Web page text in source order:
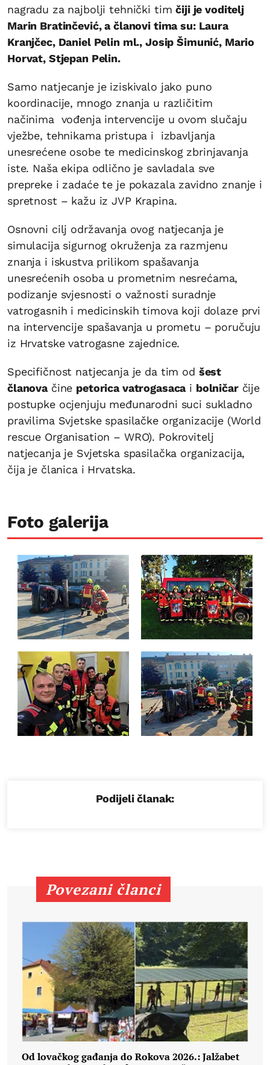
nagradu za najbolji tehnički timčiji je voditelj
Marin Bratinčević, a članovi tima su: Laura
Kranjčec, Daniel Pelin ml., Josip Šimunić, Mario
Horvat, Stjepan Pelin.
Samo natjecanje je iziskivalo jako puno
koordinacije, mnogo znanja u različitim
načinima vođenja intervencije u ovom slučaju
vježbe, tehnikama pristupa i izbavljanja
unesrećene osobe te medicinskog zbrinjavanja
iste. Naša ekipa odlično je savladala sve
prepreke i zadaće te je pokazala zavidno znanje i
spretnost – kažu iz JVP Krapina.
Osnovni cilj održavanja ovog natjecanja je
simulacija sigurnog okruženja za razmjenu
znanja i iskustva prilikom spašavanja
unesrećenih osoba u prometnim nesrećama,
podizanje svjesnosti o važnosti suradnje
vatrogasnih i medicinskih timova koji dolaze prvi
na intervencije spašavanja u prometu – poručuju
iz Hrvatske vatrogasne zajednice.
Specifičnost natjecanja je da tim od šest
članovačine petorica vatrogasacai bolničarčije
postupke ocjenjuju međunarodni suci sukladno
pravilima Svjetske spasilačke organizacije (World
rescue Organisation – WRO). Pokrovitelj
natjecanja je Svjetska spasilačka organizacija,
čija je članica i Hrvatska.
Foto galerija
Podijeli članak:
Povezani članci
Od lovačkog gađanja do Rokova 2026.: Jalžabet